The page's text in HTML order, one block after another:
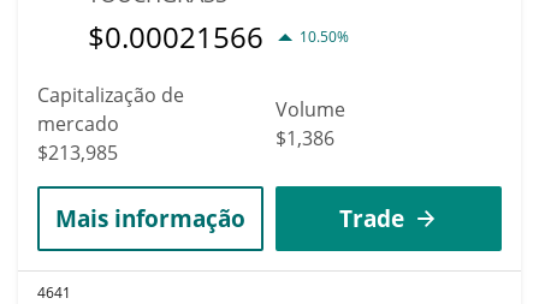
$0.00021566 10.50%
Capitalização de
mercado
$213,985
Volume
$1,386
Mais informação Trade
4641